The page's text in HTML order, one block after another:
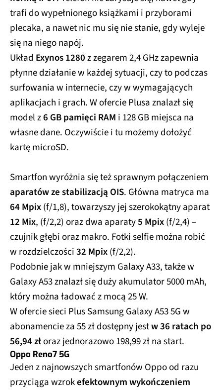
trafi do wypełnionego książkami i przyborami
plecaka, a nawet nic mu się nie stanie, gdy wyleje
się na niego napój.
Układ Exynos 1280z zegarem 2,4 GHz zapewnia
płynne działanie w każdej sytuacji, czy to podczas
surfowania w internecie, czy w wymagających
aplikacjach i grach. W ofercie Plusa znalazł się
model z6 GB pamięci RAM i 128 GB miejsca na
własne dane. Oczywiście i tu możemy dołożyć
kartę microSD.
Smartfon wyróżnia się też sprawnym połączeniem
aparatów ze stabilizacją OIS. Główna matryca ma
64 Mpix(f/1,8), towarzyszy jej szerokokątny aparat
12 Mix, (f/2,2) oraz dwa aparaty5 Mpix(f/2,4) –
czujnik głębi oraz makro. Fotki selfie można robić
w rozdzielczości32 Mpix(f/2,2).
Podobnie jak w mniejszym Galaxy A33, także w
Galaxy A53 znalazł się duży akumulator 5000 mAh,
który można ładować z mocą 25 W.
W ofercie sieci Plus Samsung Galaxy A53 5G w
abonamencie za 55 zł dostępny jestw 36 ratach po
56,94 złoraz jednorazowo 198,99 zł na start.
Oppo Reno7 5G
Jeden z najnowszych smartfonów Oppo od razu
przyciąga wzrokefektownym wykończeniem